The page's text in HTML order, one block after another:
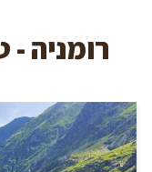
רומניה -